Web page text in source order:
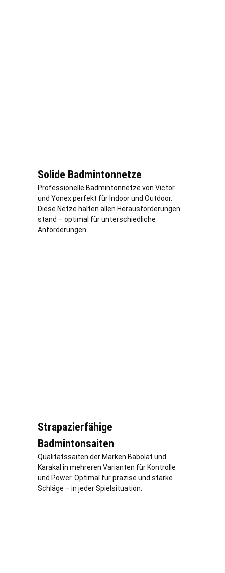
Solide Badmintonnetze
Professionelle Badmintonnetze von Victor
und Yonex perfekt für Indoor und Outdoor.
Diese Netze halten allen Herausforderungen
stand – optimal für unterschiedliche
Anforderungen.
Strapazierfähige
Badmintonsaiten
Qualitätssaiten der Marken Babolat und
Karakal in mehreren Varianten für Kontrolle
und Power. Optimal für präzise und starke
Schläge – in jeder Spielsituation.